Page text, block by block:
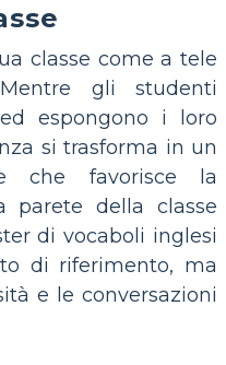
classe come a tele
gli studenti
espongono i loro
si trasforma in un
che favorisce la
parete della classe
di vocaboli inglesi
di riferimento, ma
e le conversazioni